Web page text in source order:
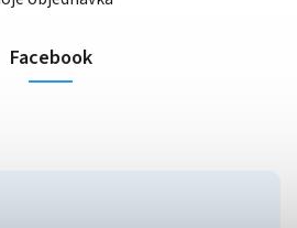
Facebook